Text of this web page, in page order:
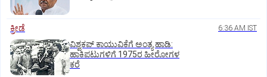
ಕ್ರೀಡೆ 6:36 AM IST
ವಿಶ್ವಕಪ್‌ ಕಾಯುವಿಕೆಗೆ ಅಂತ್ಯ ಹಾಡಿ:
ಹಾಕಿಪಟುಗಳಿಗೆ 1975ರ ಹೀರೋಗಳ
ಕರೆ